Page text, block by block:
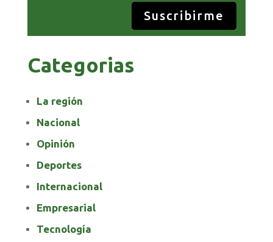
Suscribirme
Categorias
La región
Nacional
Opinión
Deportes
Internacional
Empresarial
Tecnología